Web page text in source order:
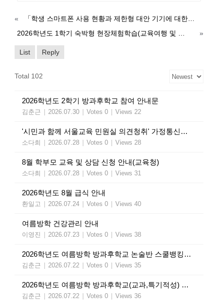
«
»
List Reply
Total 102
2026학년도 2학기 방과후학교 참여 안내문
김춘근 2026.07.30 Votes 0 Views 22
'시민과 함께 서울교육 민원실 의견청취' 가정통신문(교육청)
소다희 2026.07.28 Votes 0 Views 28
8월 학부모 교육 및 상담 신청 안내(교육청)
소다희 2026.07.28 Votes 0 Views 31
2026학년도 8월 급식 안내
환일고 2026.07.24 Votes 0 Views 40
여름방학 건강관리 안내
이영진 2026.07.23 Votes 0 Views 38
2026학년도 여름방학 방과후학교 논술반 스쿨뱅킹 인출 안내
김춘근 2026.07.22 Votes 0 Views 35
2026학년도 여름방학 방과후학교(교과,특기적성) 수강료 인출 안내
김춘근 2026.07.22 Votes 0 Views 36